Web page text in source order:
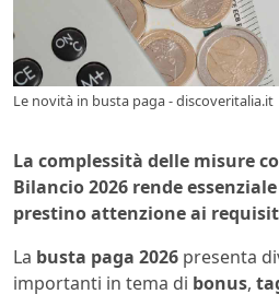
Le novità in busta paga - discoveritalia.it
La complessità delle misure
Bilancio 2026 rende
prestino attenzione ai
La busta paga 2026 presenta
importanti in tema di bonus,